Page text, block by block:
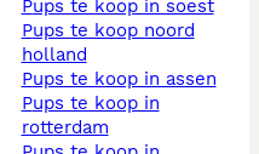
pups te koop in soest
pups te koop noord
holland
pups te koop in assen
pups te koop in
rotterdam